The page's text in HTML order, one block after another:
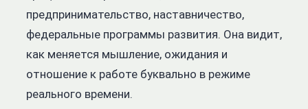
предпринимательство, наставничество,
федеральные программы развития. Она видит,
как меняется мышление, ожидания и
отношение к работе буквально в режиме
реального времени.